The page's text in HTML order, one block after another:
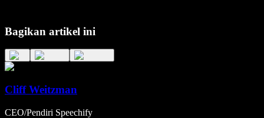
Bagikan artikel ini
Cliff Weitzman
CEO/Pendiri Speechify